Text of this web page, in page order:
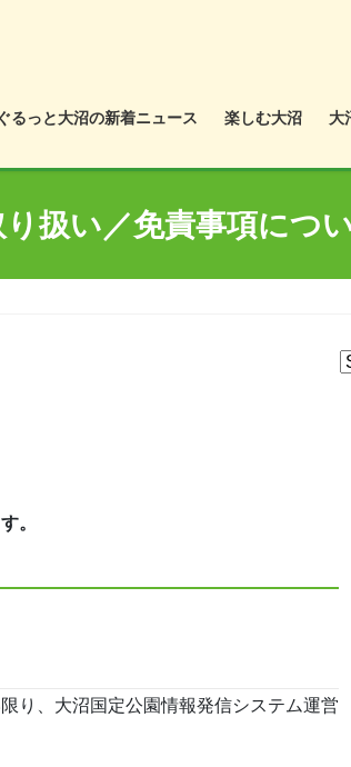
ぐるっと大沼の新着ニュース 楽しむ大沼 大
扱い／免責事項につ
。
り、大沼国定公園情報発信システム運営